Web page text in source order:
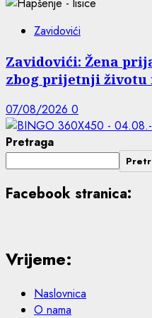
Zavidovići
Zavidovići: Žena
zbog prijetnji
07/08/2026 0
Pretraga
Facebook stranica:
Vrijeme:
Naslovnica
O nama